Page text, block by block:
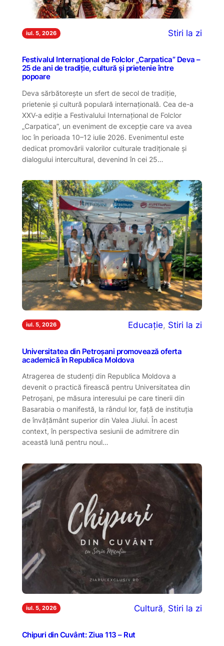
iul. 5, 2026 Stiri la zi
Festivalul Internațional de Folclor „Carpatica” Deva –
25 de ani de tradiție, cultură și prietenie între
popoare
Deva sărbătorește un sfert de secol de tradiție,
prietenie și cultură populară internațională. Cea de-a
XXV-a ediție a Festivalului Internațional de Folclor
„Carpatica”, un eveniment de excepție care va avea
loc în perioada 10–12 iulie 2026. Evenimentul este
dedicat promovării valorilor culturale tradiționale și
dialogului intercultural, devenind în cei 25…
iul. 5, 2026 Educație, Stiri la zi
Universitatea din Petroșani promovează oferta
academică în Republica Moldova
Atragerea de studenți din Republica Moldova a
devenit o practică firească pentru Universitatea din
Petroșani, pe măsura interesului pe care tinerii din
Basarabia o manifestă, la rândul lor, față de instituția
de învățământ superior din Valea Jiului. În acest
context, în perspectiva sesiunii de admitrere din
această lună pentru noul…
iul. 5, 2026 Cultură, Stiri la zi
Chipuri din Cuvânt: Ziua 113 – Rut